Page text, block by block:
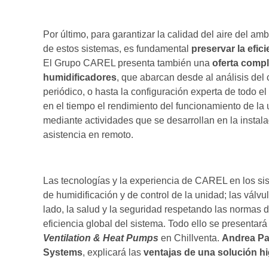
Por último, para garantizar la calidad del aire del
de estos sistemas, es fundamental preservar la
El Grupo CAREL presenta también una oferta
humidificadores, que abarcan desde al análisis
periódico, o hasta la configuración experta de todo
en el tiempo el rendimiento del funcionamiento de
mediante actividades que se desarrollan en la
asistencia en remoto.
Las tecnologías y la experiencia de CAREL en los
de humidificación y de control de la unidad; las
lado, la salud y la seguridad respetando las normas
eficiencia global del sistema. Todo ello se presentará
Ventilation & Heat Pumps en Chillventa. Andrea
Systems, explicará las ventajas de una solución